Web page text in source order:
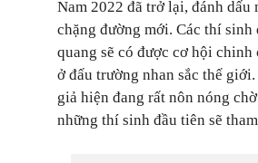
Nam 2022 đã trở lại, đánh dấu
chặng đường mới. Các thí sinh
quang sẽ có được cơ hội chinh
ở đấu trường nhan sắc thế
giả hiện đang rất nôn nóng
những thí sinh đầu tiên sẽ